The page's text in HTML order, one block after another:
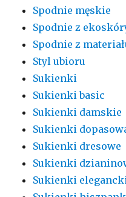
Spodnie męskie
Spodnie z
Spodnie z
Styl ubioru
Sukienki
Sukienki basic
Sukienki damskie
Sukienki
Sukienki dresowe
Sukienki
Sukienki